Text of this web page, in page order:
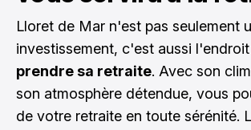
Lloret de Mar n'est pas seulement
investissement, c'est aussi
prendre sa retraite. Avec son
son atmosphère détendue, vous
de votre retraite en toute sérénité.